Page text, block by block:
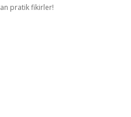
pratik fikirler!